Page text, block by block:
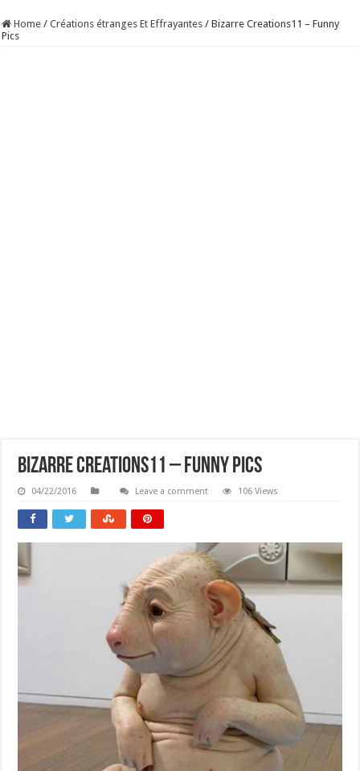
Home / Créations étranges Et Effrayantes / Bizarre Creations11 – Funny
Pics
Bizarre Creations11 – Funny Pics
04/22/2016 Leave a comment 106 Views